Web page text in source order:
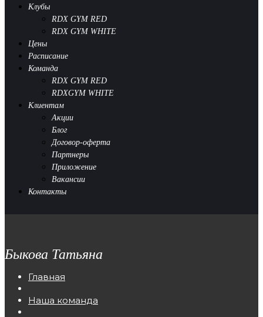
Клубы
RDX GYM RED
RDX GYM WHITE
Цены
Расписание
Команда
RDX GYM RED
RDXGYM WHITE
Клиентам
Акции
Блог
Договор-оферта
Партнеры
Приложение
Вакансии
Контакты
Быкова Татьяна
Главная
Наша команда